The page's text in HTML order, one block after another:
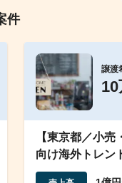
件
譲渡
【東京都／小
向け海外トレン
よび店舗運営事